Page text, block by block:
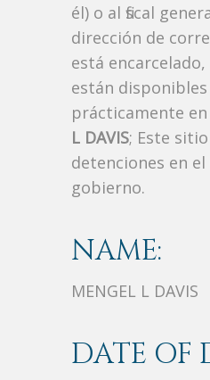
él) o al fiscal
dirección de
está
están
prácticamente
L DAVIS; Este
detenciones en
gobierno.
NAME:
MENGEL L DAVIS
DATE OF